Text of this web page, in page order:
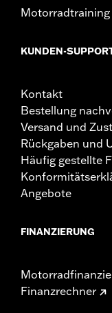
Motorradtraining
KUNDEN-
Kontakt
Bestellung
Versand und
Rückgaben und
Häufig gestellte
Angebote
FINANZIERUNG
Finanzrechner